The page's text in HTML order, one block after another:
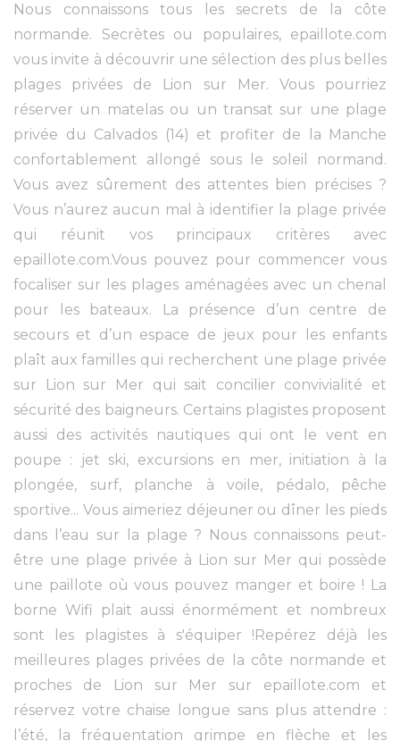
Nous connaissons tous les secrets de la côte
normande. Secrètes ou populaires, epaillote.com
vous invite à découvrir une sélection des plus belles
plages privées de Lion sur Mer. Vous pourriez
réserver un matelas ou un transat sur une plage
privée du Calvados (14) et profiter de la Manche
confortablement allongé sous le soleil normand.
Vous avez sûrement des attentes bien précises ?
Vous n’aurez aucun mal à identifier la plage privée
qui réunit vos principaux critères avec
epaillote.com.Vous pouvez pour commencer vous
focaliser sur les plages aménagées avec un chenal
pour les bateaux. La présence d’un centre de
secours et d’un espace de jeux pour les enfants
plaît aux familles qui recherchent une plage privée
sur Lion sur Mer qui sait concilier convivialité et
sécurité des baigneurs. Certains plagistes proposent
aussi des activités nautiques qui ont le vent en
poupe : jet ski, excursions en mer, initiation à la
plongée, surf, planche à voile, pédalo, pêche
sportive... Vous aimeriez déjeuner ou dîner les pieds
dans l’eau sur la plage ? Nous connaissons peut-
être une plage privée à Lion sur Mer qui possède
une paillote où vous pouvez manger et boire ! La
borne Wifi plait aussi énormément et nombreux
sont les plagistes à s'équiper !Repérez déjà les
meilleures plages privées de la côte normande et
proches de Lion sur Mer sur epaillote.com et
réservez votre chaise longue sans plus attendre :
l’été, la fréquentation grimpe en flèche et les